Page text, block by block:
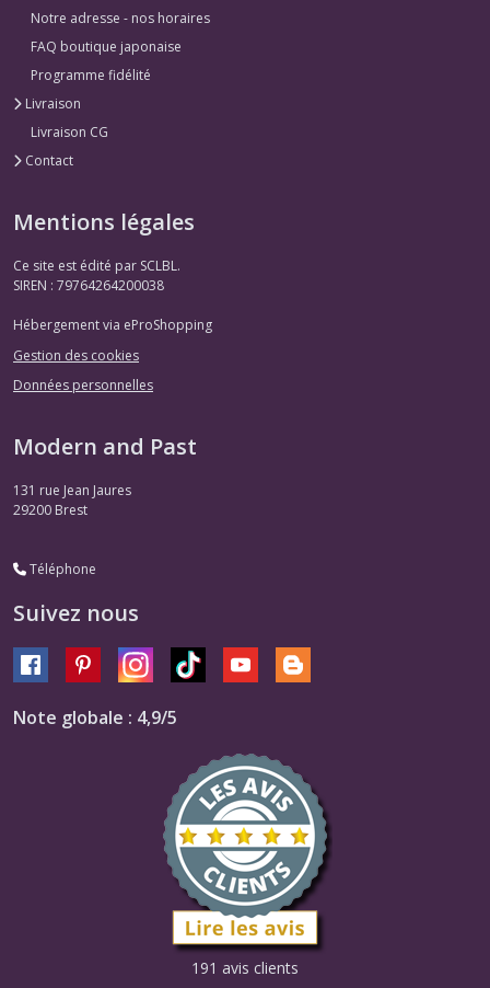
Notre adresse - nos horaires
FAQ boutique japonaise
Programme fidélité
Livraison
Livraison CG
Contact
Mentions légales
Ce site est édité par SCLBL.
SIREN : 79764264200038
Hébergement via eProShopping
Gestion des cookies
Données personnelles
Modern and Past
131 rue Jean Jaures
29200 Brest
Téléphone
Suivez nous
Note globale : 4,9/5
191 avis clients